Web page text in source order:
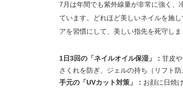
7月は年間でも紫外線量が非常に強く、
ています。どれほど美しいネイルを施
アを習慣にして、美しい指先を死守しま
1日3回の「ネイルオイル保湿」： 甘皮
さくれを防ぎ、ジェルの持ち（リフト防
手元の「UVカット対策」： お顔に日焼